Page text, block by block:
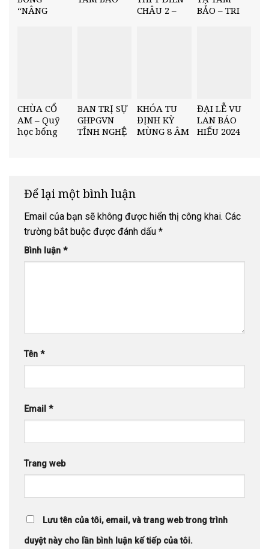
“NÂNG
CHÂU 2 –
BẢO – TRI
CHÙA CỔ
AM – Quỹ
học bổng
Châu 5
BAN TRỊ SỰ
GHPGVN
TỈNH NGHỆ
SỰ CUỐI
NĂM 2025
KHÓA TU
ĐỊNH KỲ
MÙNG 8 ÂM
ĐẠI LỄ VU
LAN BÁO
HIẾU 2024
Để lại một bình luận
Email của bạn sẽ không được hiển thị công khai. Các
trường bắt buộc được đánh dấu *
Bình luận *
Tên *
Email *
Trang web
Lưu tên của tôi, email, và trang web trong trình
duyệt này cho lần bình luận kế tiếp của tôi.